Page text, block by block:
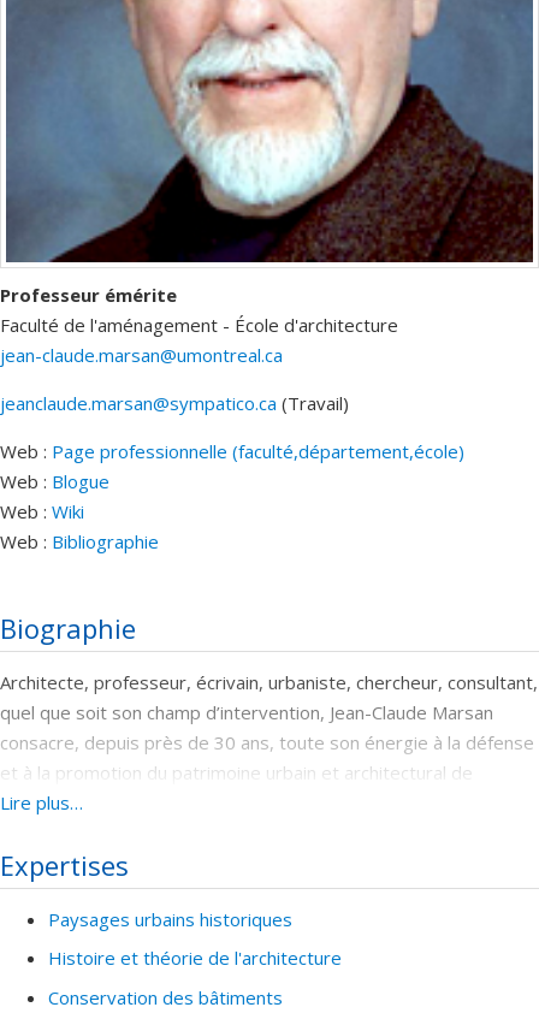
Professeur émérite
Faculté de l'aménagement - École d'architecture
jean-claude.marsan@umontreal.ca
jeanclaude.marsan@sympatico.ca (Travail)
Web : Page professionnelle (faculté,département,école)
Web : Blogue
Web : Wiki
Web : Bibliographie
Biographie
Architecte, professeur, écrivain, urbaniste, chercheur, consultant,
quel que soit son champ d’intervention, Jean-Claude Marsan
consacre, depuis près de 30 ans, toute son énergie à la défense
et à la promotion du patrimoine urbain et architectural de
Montréal.
poche, Jean-Claude Marsan quitte le Québec au milieu des
années soixante pour poursuivre ses études en Europe. À
l’époque, se souvient-il, le modernisme prime et les architectes
sont plutôt attirés vers les universités américaines, comme
Harvard, que vers l’Europe alors perçue comme archaïque.
Lire plus…
Expertises
Paysages urbains historiques
Histoire et théorie de l'architecture
Conservation des bâtiments